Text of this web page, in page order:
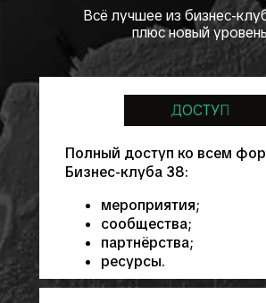
Всё лучшее из бизнес-
плюс новый
ДОСТУП
Полный доступ ко всем
Бизнес-клуба 38:
мероприятия;
сообщества;
партнёрства;
ресурсы.